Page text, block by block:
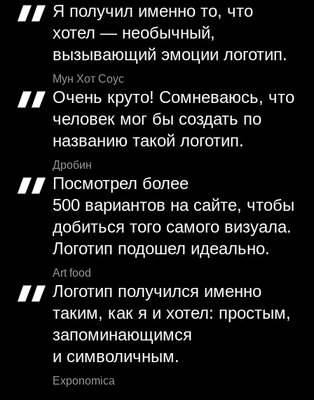
Я получил именно то, что
хотел — необычный,
вызывающий эмоции логотип.
Мун Хот Соус
Очень круто! Сомневаюсь, что
человек мог бы создать по
названию такой логотип.
Дробин
Посмотрел более
500 вариантов на сайте, чтобы
добиться того самого визуала.
Логотип подошел идеально.
Art food
Логотип получился именно
таким, как я и хотел: простым,
запоминающимся
и символичным.
Exponomica